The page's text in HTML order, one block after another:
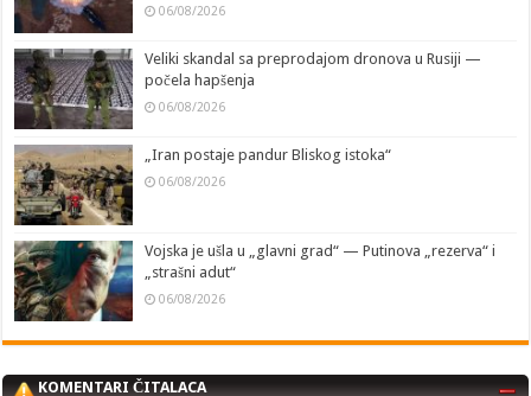
06/08/2026
Veliki skandal sa preprodajom dronova u Rusiji —
počela hapšenja
06/08/2026
„Iran postaje pandur Bliskog istoka“
06/08/2026
Vojska je ušla u „glavni grad“ — Putinova „rezerva“ i
„strašni adut“
06/08/2026
KOMENTARI ČITALACA